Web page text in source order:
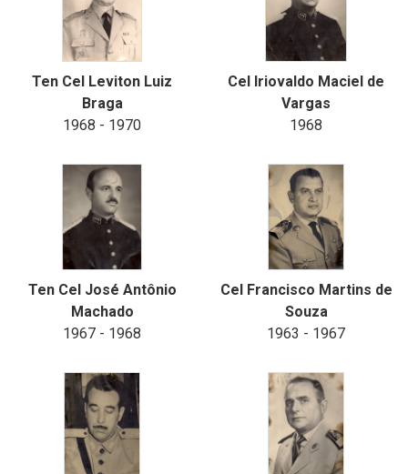
Ten Cel Leviton Luiz
Braga
1968 - 1970
Cel Iriovaldo Maciel de
Vargas
1968
Ten Cel José Antônio
Machado
1967 - 1968
Cel Francisco Martins de
Souza
1963 - 1967